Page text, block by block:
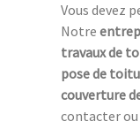
Vous devez
Notre
travaux de
pose de
couverture
contacter ou